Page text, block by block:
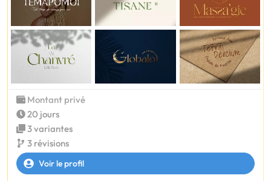
Montant privé
20 jours
3 variantes
3 révisions
Voir le profil